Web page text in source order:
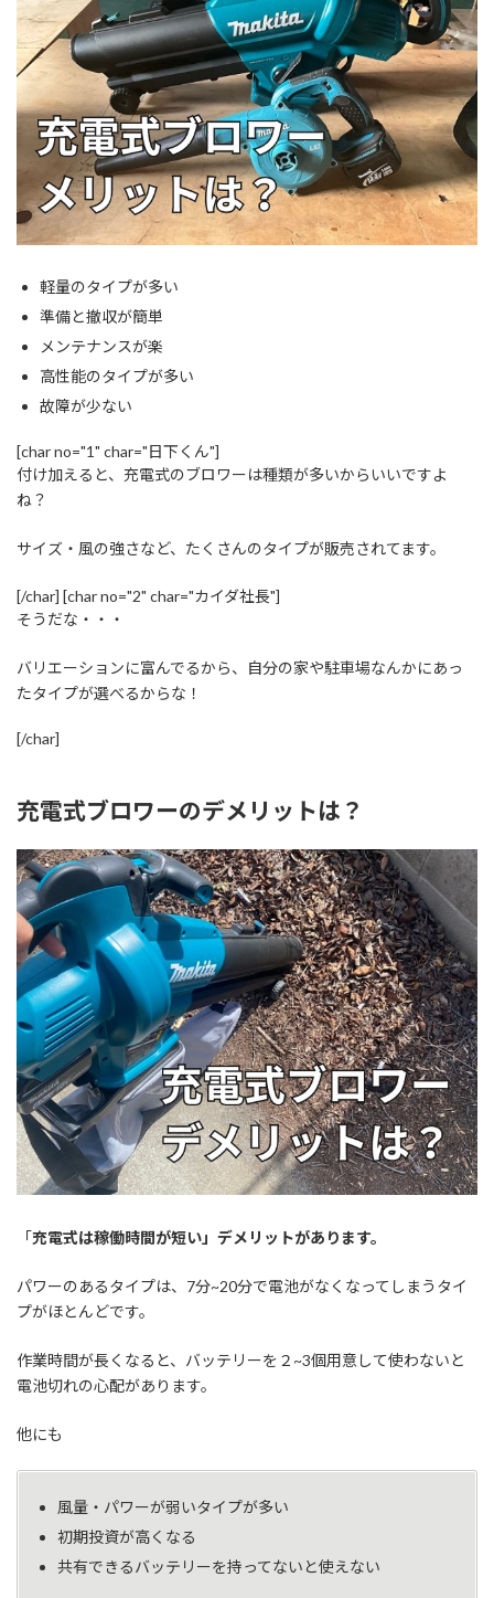
軽量のタイプが多い
準備と撤収が簡単
メンテナンスが楽
高性能のタイプが多い
故障が少ない
[char no="1" char="日下くん"]
付け加えると、充電式のブロワーは種類が多いからいいですよ
ね？
サイズ・風の強さなど、たくさんのタイプが販売されてます。
[/char] [char no="2" char="カイダ社長"]
そうだな・・・
バリエーションに富んでるから、自分の家や駐車場なんかにあっ
たタイプが選べるからな！
[/char]
充電式ブロワーのデメリットは？
「充電式は稼働時間が短い」デメリットがあります。
パワーのあるタイプは、7分~20分で電池がなくなってしまうタイ
プがほとんどです。
作業時間が長くなると、バッテリーを２~3個用意して使わないと
電池切れの心配があります。
他にも
風量・パワーが弱いタイプが多い
初期投資が高くなる
共有できるバッテリーを持ってないと使えない